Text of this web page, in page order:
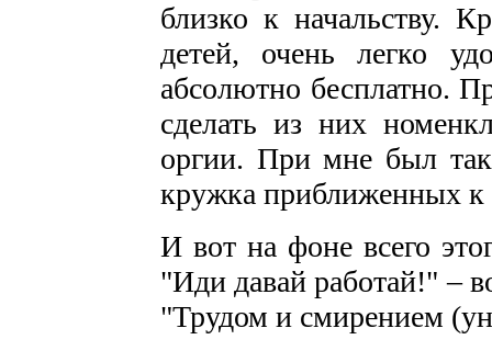
близко к начальству.
детей, очень легко
абсолютно бесплатно.
сделать из них
оргии. При мне был
кружка приближенных к
И вот на фоне всего
"Иди давай работай!" –
"Трудом и смирением